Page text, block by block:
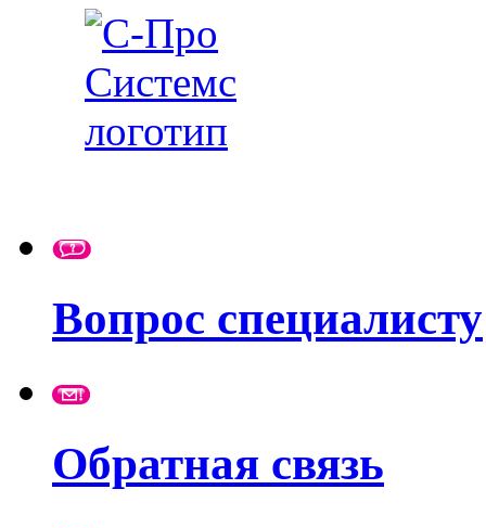
Вопрос специалисту
Обратная связь